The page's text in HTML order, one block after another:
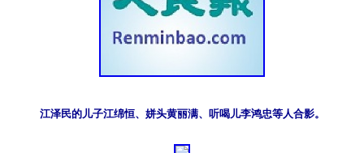
江泽民的儿子江绵恒、姘头黄丽满、听喝儿李鸿忠等人合影。